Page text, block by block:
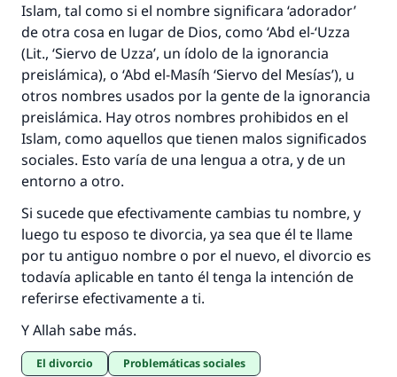
Islam, tal como si el nombre significara ‘adorador’
de otra cosa en lugar de Dios, como ‘Abd el-‘Uzza
(Lit., ‘Siervo de Uzza’, un ídolo de la ignorancia
preislámica), o ‘Abd el-Masíh ‘Siervo del Mesías’), u
otros nombres usados por la gente de la ignorancia
preislámica. Hay otros nombres prohibidos en el
Islam, como aquellos que tienen malos significados
sociales. Esto varía de una lengua a otra, y de un
entorno a otro.
Si sucede que efectivamente cambias tu nombre, y
luego tu esposo te divorcia, ya sea que él te llame
por tu antiguo nombre o por el nuevo, el divorcio es
todavía aplicable en tanto él tenga la intención de
referirse efectivamente a ti.
Y Allah sabe más.
El divorcio Problemáticas sociales